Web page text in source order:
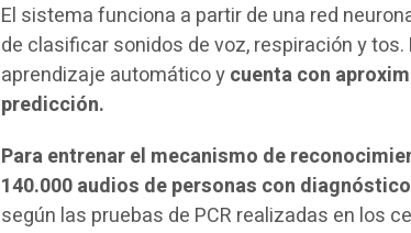
El sistema funciona a partir de una red
de clasificar sonidos de voz, respiración y
aprendizaje automático ycuenta con
predicción.
Para entrenar el mecanismo de
140.000 audios de personas con
según las pruebas de PCR realizadas en los